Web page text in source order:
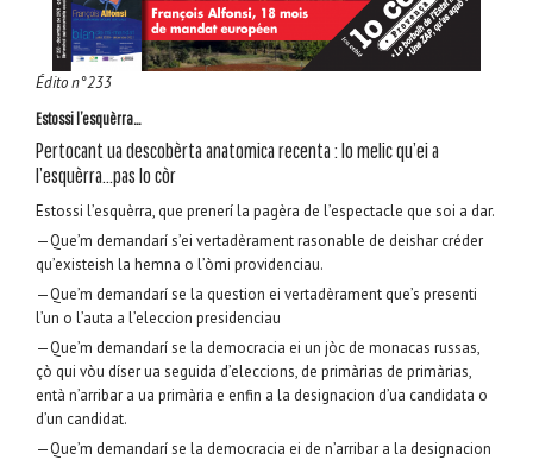
Édito n°233
Estossi l’esquèrra…
Pertocant ua descobèrta anatomica recenta : lo melic qu’ei a
l’esquèrra…pas lo còr
Estossi l’esquèrra, que prenerí la pagèra de l’espectacle que soi a dar.
—Que’m demandarí s’ei vertadèrament rasonable de deishar créder
qu’existeish la hemna o l’òmi providenciau.
—Que’m demandarí se la question ei vertadèrament que’s presenti
l’un o l’auta a l’eleccion presidenciau
—Que’m demandarí se la democracia ei un jòc de monacas russas,
çò qui vòu díser ua seguida d’eleccions, de primàrias de primàrias,
entà n’arribar a ua primària e enfin a la designacion d’ua candidata o
d’un candidat.
—Que’m demandarí se la democracia ei de n’arribar a la designacion